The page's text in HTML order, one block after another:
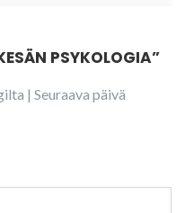
PSYKOLOGIA”
| Seuraava päivä